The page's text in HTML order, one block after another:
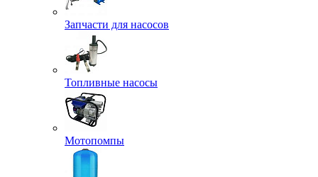
Запчасти для насосов
Топливные насосы
Мотопомпы